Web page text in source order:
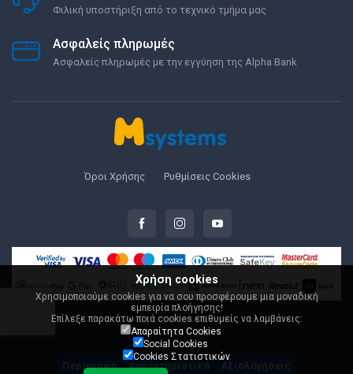
Περιγραφή Χαρακτηριστικά Αξιολογήσεις
Φιλική υποστήριξη από το τεχνικό τμήμα μας
Ασφαλείς πληρωμές
Ασφαλείς πληρωμές με την εγγύηση της Alpha Bank
Όροι Χρήσης Ρυθμίσεις Cookies
© 2000-2026 Msystems.gr
Χρήση cookies
Χρησιμοποιούμε cookies για να σου προσφέρουμε μια μοναδική
εμπειρία πλοήγησης!
Επίλεξε παρακάτω ποιά cookies επιθυμείς να λαμβάνεις:
Απαραίτητα Cookies
Social Cookies
Cookies Στατιστικών